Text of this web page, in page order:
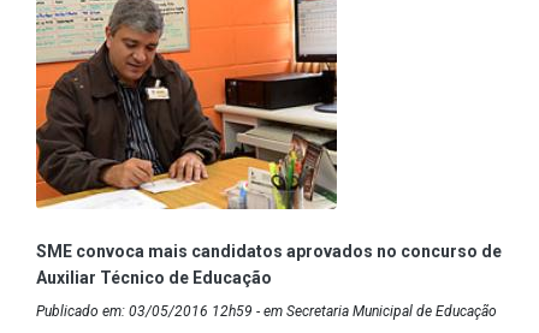
SME convoca mais candidatos aprovados no concurso de
Auxiliar Técnico de Educação
Publicado em: 03/05/2016 12h59 - em Secretaria Municipal de Educação